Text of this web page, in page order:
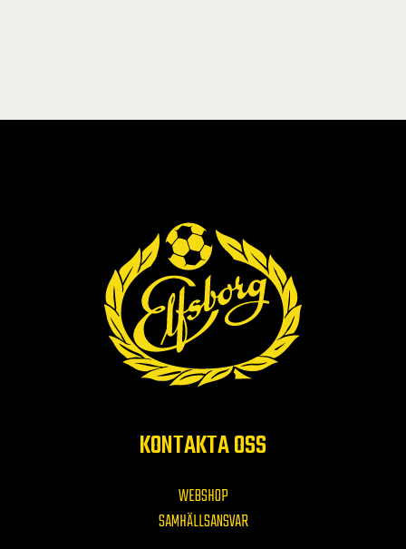
KONTAKTA OSS
WEBSHOP
SAMHÄLLSANSVAR